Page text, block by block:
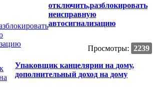
отключить,разблокировать
неисправную
автосигнализацию
Просмотры: 2239
Упаковщик канцелярии на дому,
дополнительный доход на дому